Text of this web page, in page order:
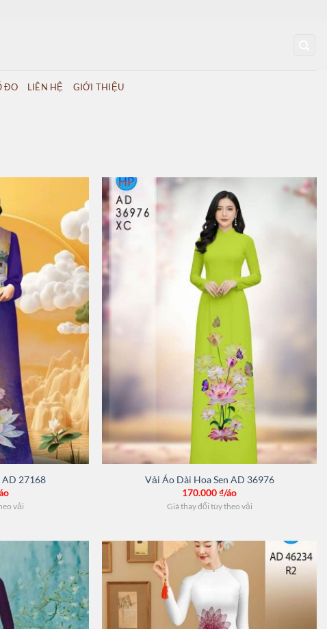
ĐO LIÊN HỆ GIỚI THIỆU
AD 27168
vải
Vải Áo Dài Hoa Sen AD 36976
170.000₫/áo
Giá thay đổi tùy theo vải